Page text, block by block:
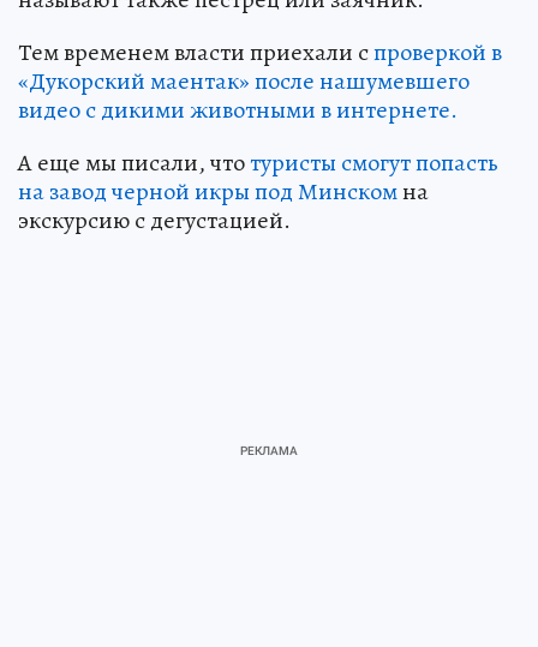
Тем временем власти приехали спроверкой в
«Дукорский маентак» после нашумевшего
видео с дикими животными в интернете.
А еще мы писали, чтотуристы смогут попасть
на завод черной икры под Минскомна
экскурсию с дегустацией.